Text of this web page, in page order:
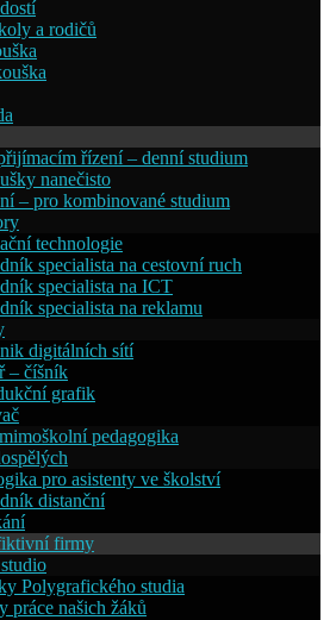
a rodičů
řízení – denní studium
nanečisto
– pro kombinované studium
technologie
specialista na cestovní ruch
specialista na ICT
specialista na reklamu
digitálních sítí
– číšník
grafik
pedagogika
pro asistenty ve školství
distanční
firmy
Polygrafického studia
práce našich žáků